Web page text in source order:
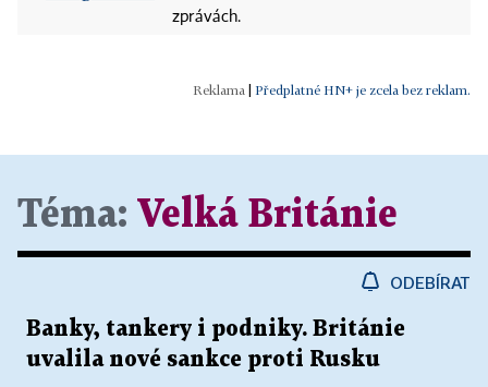
zprávách.
Předplatné HN+ je zcela bez reklam.
Téma: Velká Británie
ODEBÍRAT
Banky, tankery i podniky. Británie
uvalila nové sankce proti Rusku